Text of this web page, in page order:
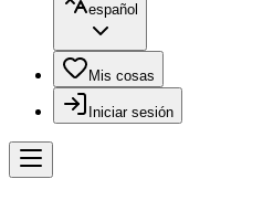
español
Mis cosas
Iniciar sesión